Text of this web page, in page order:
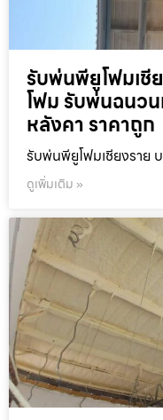
รับพ่นพียูโฟมเชี
โฟม รับพ่นฉนว
หลังคา ราคาถูก
รับพ่นพียูโฟมเชียงราย
ดูเพิ่มเติม »